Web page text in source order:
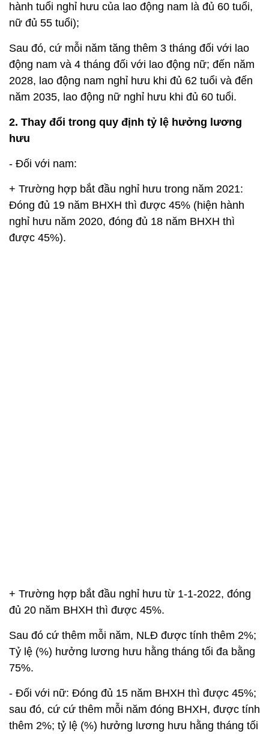
hành tuổi nghỉ hưu của lao động nam là đủ 60 tuổi,
nữ đủ 55 tuổi);
Sau đó, cứ mỗi năm tăng thêm 3 tháng đối với lao
động nam và 4 tháng đối với lao động nữ; đến năm
2028, lao động nam nghỉ hưu khi đủ 62 tuổi và đến
năm 2035, lao động nữ nghỉ hưu khi đủ 60 tuổi.
2. Thay đổi trong quy định tỷ lệ hưởng lương
hưu
- Đối với nam:
+ Trường hợp bắt đầu nghỉ hưu trong năm 2021:
Đóng đủ 19 năm BHXH thì được 45% (hiện hành
nghỉ hưu năm 2020, đóng đủ 18 năm BHXH thì
được 45%).
- Đối với nữ: Đóng đủ 15 năm BHXH thì được 45%;
thêm 2%; tỷ lệ (%) hưởng lương hưu hằng tháng tối
đa bằng 75%.
chữa bệnh
Từ ngày 1-1-2021, trường hợp người có thẻ BHYT